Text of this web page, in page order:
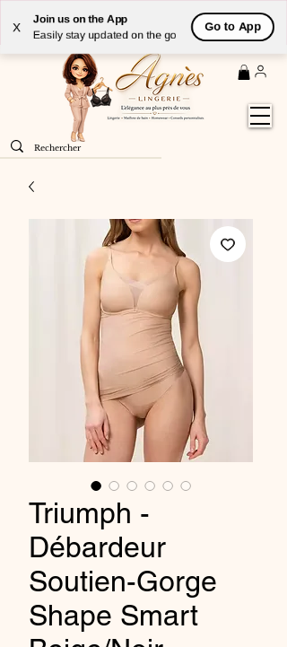
X
Join us on the App
Easily stay updated on the go
Go to App
Livraison GRATUITE(à partir de 59€) à domicile par
Colissimo en France métropolitaine
Triumph -
Débardeur
Soutien-Gorge
Shape Smart